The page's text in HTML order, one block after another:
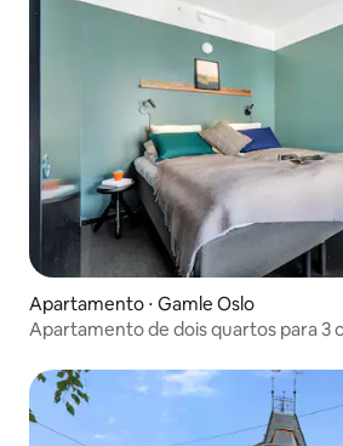
Apartamento ⋅ Gamle Oslo
Apartamento de dois quartos para 3